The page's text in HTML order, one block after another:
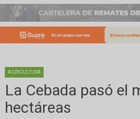
AGRICULTURA
La Cebada pasó el
hectáreas